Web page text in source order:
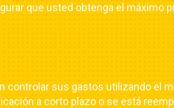
que usted obtenga el máximo
controlar sus gastos utilizando el
a corto plazo o se está